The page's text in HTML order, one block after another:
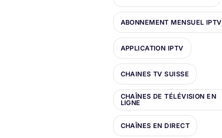
ABONNEMENT MENSUEL IPTV
APPLICATION IPTV
CHAINES TV SUISSE
CHAÎNES DE TÉLÉVISION EN
LIGNE
CHAÎNES EN DIRECT